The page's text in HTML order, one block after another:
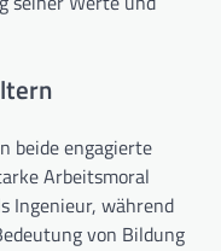
beide engagierte
Arbeitsmoral
Ingenieur, während
von Bildung